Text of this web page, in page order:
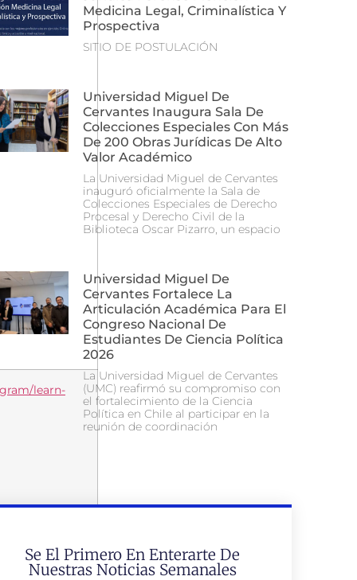
learn-
Medicina Legal, Criminalística Y
Prospectiva
SITIO DE POSTULACIÓN
Universidad Miguel De
Cervantes Inaugura Sala De
Colecciones Especiales Con Más
De 200 Obras Jurídicas De Alto
Valor Académico
La Universidad Miguel de Cervantes
inauguró oficialmente la Sala de
Colecciones Especiales de Derecho
Procesal y Derecho Civil de la
Biblioteca Oscar Pizarro, un espacio
Universidad Miguel De
Cervantes Fortalece La
Articulación Académica Para El
Congreso Nacional De
Estudiantes De Ciencia Política
2026
La Universidad Miguel de Cervantes
(UMC) reafirmó su compromiso con
el fortalecimiento de la Ciencia
Política en Chile al participar en la
reunión de coordinación
Se El Primero En Enterarte De
Nuestras Noticias Semanales